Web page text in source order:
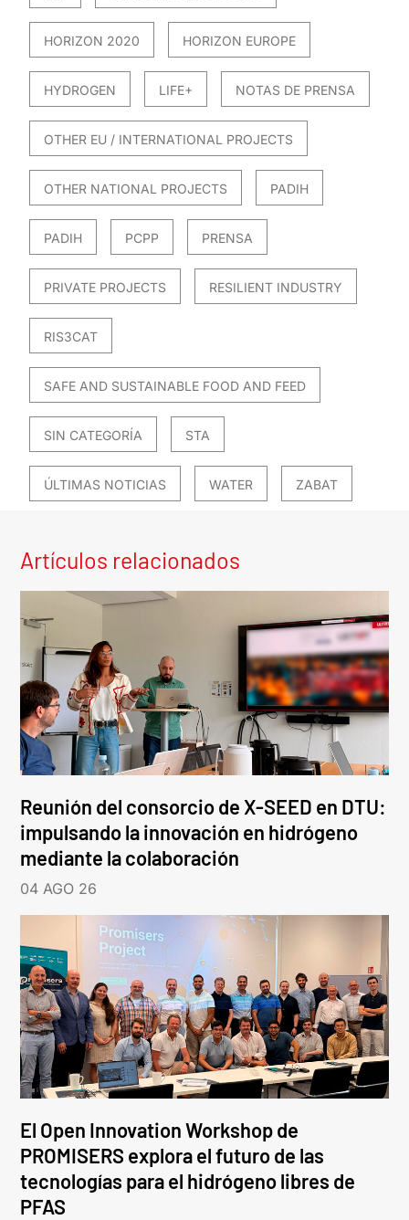
HORIZON 2020 HORIZON EUROPE
HYDROGEN LIFE+ NOTAS DE PRENSA
OTHER EU / INTERNATIONAL PROJECTS
OTHER NATIONAL PROJECTS PADIH
PADIH PCPP PRENSA
PRIVATE PROJECTS RESILIENT INDUSTRY
RIS3CAT
SAFE AND SUSTAINABLE FOOD AND FEED
SIN CATEGORÍA STA
ÚLTIMAS NOTICIAS WATER ZABAT
Artículos relacionados
Reunión del consorcio de X-SEED en DTU:
impulsando la innovación en hidrógeno
mediante la colaboración
04 AGO 26
El Open Innovation Workshop de
PROMISERS explora el futuro de las
tecnologías para el hidrógeno libres de
PFAS